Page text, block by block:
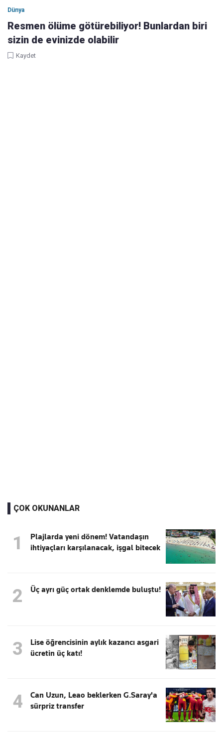
Dünya
Resmen ölüme götürebiliyor! Bunlardan biri
sizin de evinizde olabilir
Kaydet
ÇOK OKUNANLAR
1
Plajlarda yeni dönem! Vatandaşın
ihtiyaçları karşılanacak, işgal bitecek
2 Üç ayrı güç ortak denklemde buluştu!
3
Lise öğrencisinin aylık kazancı asgari
ücretin üç katı!
4
Can Uzun, Leao beklerken G.Saray'a
sürpriz transfer